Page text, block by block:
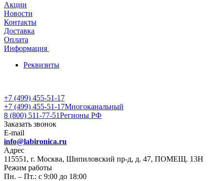
Акции
Новости
Контакты
Доставка
Оплата
Информация
Реквизиты
+7 (499) 455-51-17
+7 (499) 455-51-17Многоканальный
8 (800) 511-77-51Регионы РФ
Заказать звонок
E-mail
info@labironica.ru
Адрес
115551, г. Москва, Шипиловский пр-д, д. 47, ПОМЕЩ. 13Н
Режим работы
Пн. – Пт.: с 9:00 до 18:00